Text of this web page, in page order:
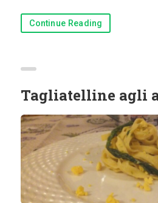
Continue Reading
Tagliatelline agli